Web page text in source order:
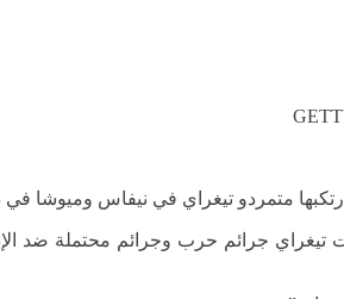
متمردو تيغراي في نيفاس وميوشا في
تيغراي جرائم حرب وجرائم محتملة ضد